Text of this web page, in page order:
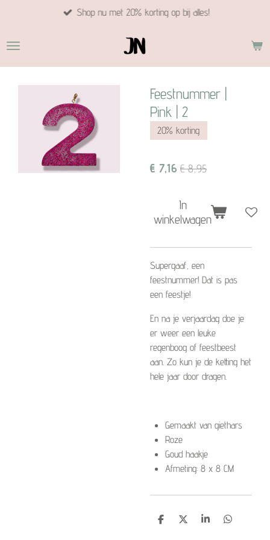
naar
hoofdinhoud
Shop nu met 20% korting op bij alles!
Feestnummer |
Pink | 2
20% korting
€ 7,16 € 8,95
In
winkelwagen
Supergaaf, een
feestnummer! Dat is pas
een feestje!
En na je verjaardag doe je
er weer een leuke
regenboog of feestbeest
aan. Zo kun je de ketting het
hele jaar door dragen.
Gemaakt van giethars
Roze
Goud haakje
Afmeting: 8 x 8 CM
D
D
S
D